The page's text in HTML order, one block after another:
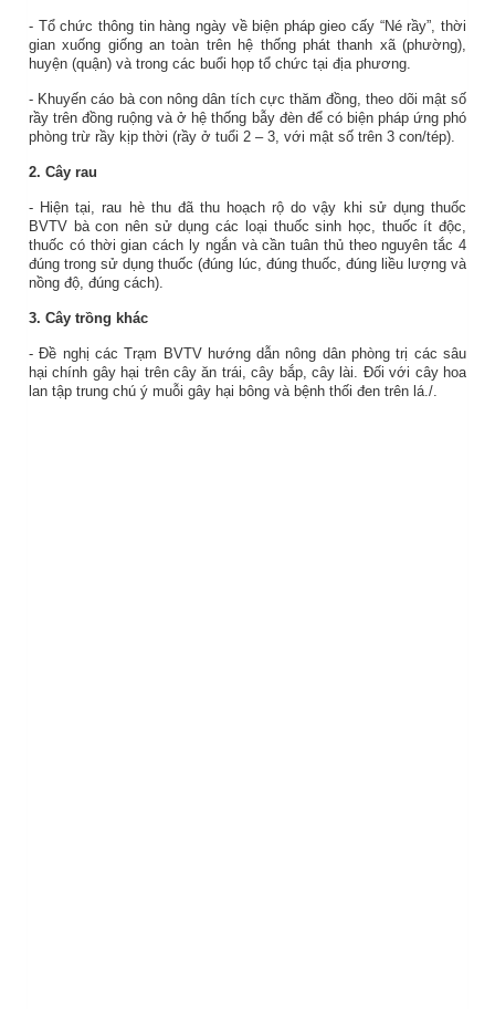
- Tổ chức thông tin hàng ngày về biện pháp gieo cấy “Né rầy”, thời
gian xuống giống an toàn trên hệ thống phát thanh xã (phường),
huyện (quận) và trong các buổi họp tổ chức tại địa phương.
- Khuyến cáo bà con nông dân tích cực thăm đồng, theo dõi mật số
rầy trên đồng ruộng và ở hệ thống bẫy đèn để có biện pháp ứng phó
phòng trừ rầy kịp thời (rầy ở tuổi 2 – 3, với mật số trên 3 con/tép).
2. Cây rau
- Hiện tại, rau hè thu đã thu hoạch rộ do vậy khi sử dụng thuốc
BVTV bà con nên sử dụng các loại thuốc sinh học, thuốc ít độc,
thuốc có thời gian cách ly ngắn và cần tuân thủ theo nguyên tắc 4
đúng trong sử dụng thuốc (đúng lúc, đúng thuốc, đúng liều lượng và
nồng độ, đúng cách).
3. Cây trồng khác
- Đề nghị các Trạm BVTV hướng dẫn nông dân phòng trị các sâu
hại chính gây hại trên cây ăn trái, cây bắp, cây lài. Đối với cây hoa
lan tập trung chú ý muỗi gây hại bông và bệnh thối đen trên lá./.